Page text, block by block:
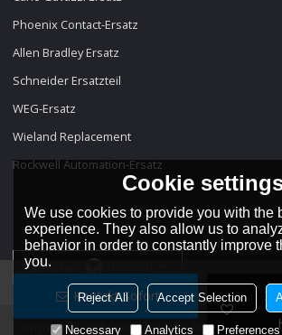
Kontakt Sofort
Phoenix Contact-Ersatz
Allen Bradley Ersatz
Schneider Ersatzteil
WEG-Ersatz
Wieland Replacement
Rockwell Automation-Ersatz
Sprache:
Copyright © 2026Dongguan Dadi Electronic
Cookie
We use cookies to provide you with the
experience. They also allow us to
behavior in order to constantly improve
you.
Reject All Accept Selection
Necessary Analytics Preferences